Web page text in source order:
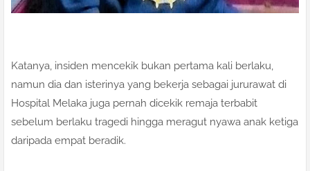
Katanya, insiden mencekik bukan pertama kali berlaku,
namun dia dan isterinya yang bekerja sebagai jururawat di
Hospital Melaka juga pernah dicekik remaja terbabit
sebelum berlaku tragedi hingga meragut nyawa anak ketiga
daripada empat beradik.